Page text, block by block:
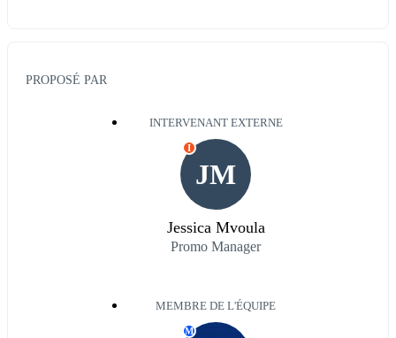
PROPOSÉ PAR
INTERVENANT EXTERNE
JM
I
Jessica Mvoula
Promo Manager
MEMBRE DE L'ÉQUIPE
M